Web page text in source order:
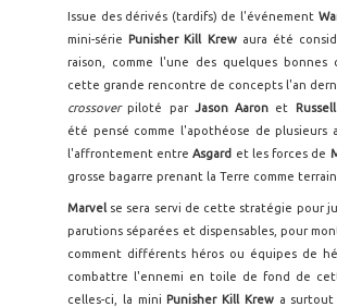
Issue des dérivés (tardifs) de l'événement
mini-série Punisher Kill Krewaura été
raison, comme l'une des quelques bonnes
cette grande rencontre de concepts l'an
crossoverpiloté par Jason Aaron et
été pensé comme l'apothéose de plusieurs
l'affrontement entreAsgard et les forces de
grosse bagarre prenant la Terre comme terrain
Marvel se sera servi de cette stratégie pour
parutions séparées et dispensables, pour
comment différents héros ou équipes de
combattre l'ennemi en toile de fond de
celles-ci, la mini Punisher Kill Krew a